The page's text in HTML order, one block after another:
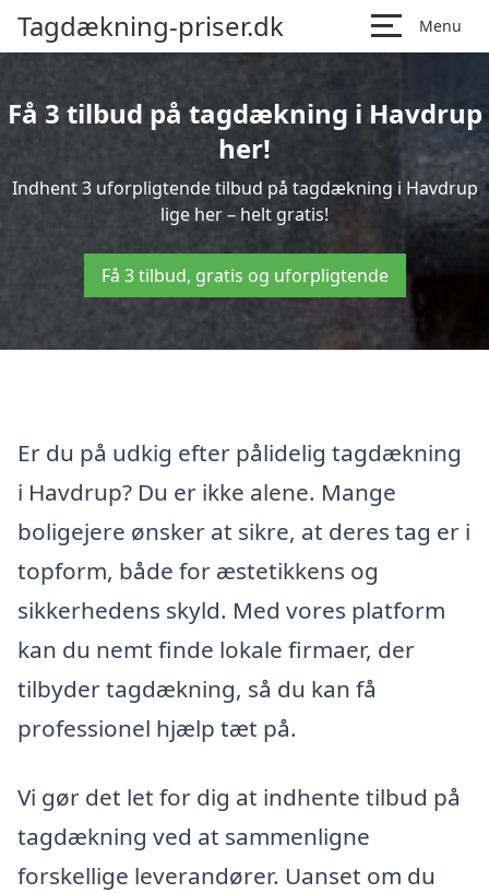
Tagdækning-priser.dk Menu
Få 3 tilbud på tagdækning i Havdrup
her!
Indhent 3 uforpligtende tilbud på tagdækning i Havdrup
lige her – helt gratis!
Få 3 tilbud, gratis og uforpligtende
Er du på udkig efter pålidelig tagdækning
i Havdrup? Du er ikke alene. Mange
boligejere ønsker at sikre, at deres tag er i
topform, både for æstetikkens og
sikkerhedens skyld. Med vores platform
kan du nemt finde lokale firmaer, der
tilbyder tagdækning, så du kan få
professionel hjælp tæt på.
Vi gør det let for dig at indhente tilbud på
tagdækning ved at sammenligne
forskellige leverandører. Uanset om du